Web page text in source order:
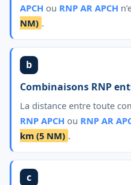
APCH ou RNP AR APCH
NM) .
b
Combinaisons RNP
La distance entre toute
RNP APCH ou RNP AR
km (5 NM) .
c